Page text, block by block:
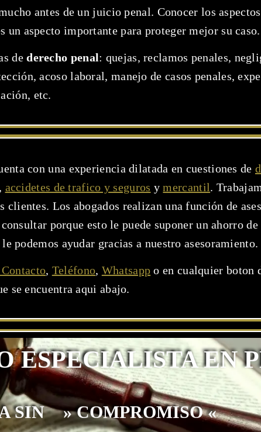
antes de un juicio penal. Conocer los
aspecto importante para proteger mejor su caso.
dederecho penal: quejas, reclamos penales,
acoso laboral, manejo de casos penales,
etc.
con una experiencia dilatada en cuestiones de
accidetes de trafico y seguros ymercantil.
clientes. Los abogados realizan una función de
porque esto le puede suponer un ahorro
podemos ayudar gracias a nuestro asesoramiento.
, Teléfono, Whatsapp o en cualquier boton
se encuentra aqui abajo.
ESPECIALISTA EN
SIN » COMPROMISO «